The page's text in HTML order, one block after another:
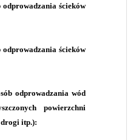
odprowadzania ścieków
odprowadzania ścieków
odprowadzania wód
powierzchni
itp.):